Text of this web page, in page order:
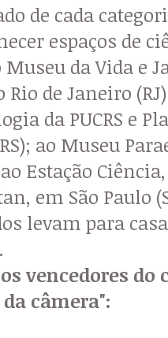
de cada
espaços de
da Vida e
de Janeiro
da PUCRS e
ao Museu
Estação
em São Paulo
levam para
vencedores do
câmera":